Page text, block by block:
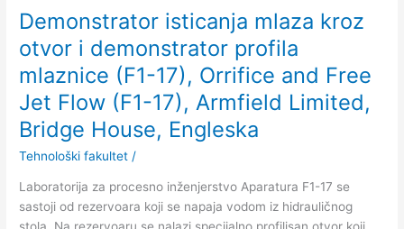
Demonstrator isticanja mlaza kroz
otvor i demonstrator profila
mlaznice (F1-17), Orrifice and Free
Jet Flow (F1-17), Armfield Limited,
Bridge House, Engleska
Tehnološki fakultet /
Laboratorija za procesno inženjerstvo Aparatura F1-17 se
sastoji od rezervoara koji se napaja vodom iz hidrauličnog
mlaznice
(F1-
17),
Orrifice
and
Free
Jet
Flow
17),
Armfield